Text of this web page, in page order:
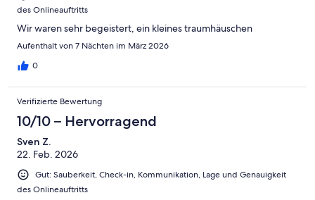
des Onlineauftritts
Wir waren sehr begeistert, ein kleines traumhäuschen
Aufenthalt von 7 Nächten im März 2026
0
Verifizierte Bewertung
10/10 – Hervorragend
Sven Z.
22. Feb. 2026
Gut: Sauberkeit, Check-in, Kommunikation, Lage und Genauigkeit
des Onlineauftritts